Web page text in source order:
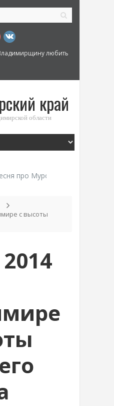
любить
край
области
про Муром: «Былинный
с высоты